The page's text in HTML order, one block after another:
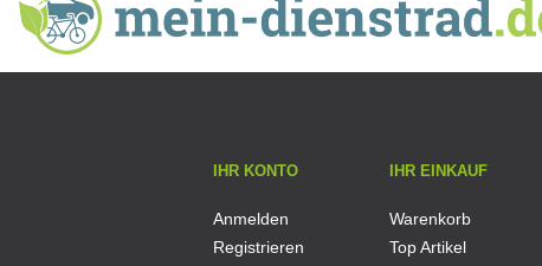
IHR KONTO
Anmelden
Registrieren
IHR EINKAUF
Warenkorb
Top Artikel